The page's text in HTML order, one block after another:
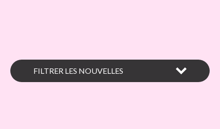
FILTRER LES NOUVELLES